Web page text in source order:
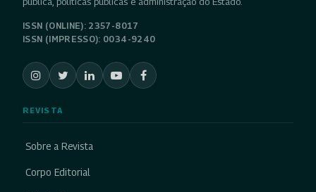
ISSN (ONLINE): 2357-8017
ISSN (IMPRESSO): 0034-9240
REVISTA
Sobre a Revista
Corpo Editorial